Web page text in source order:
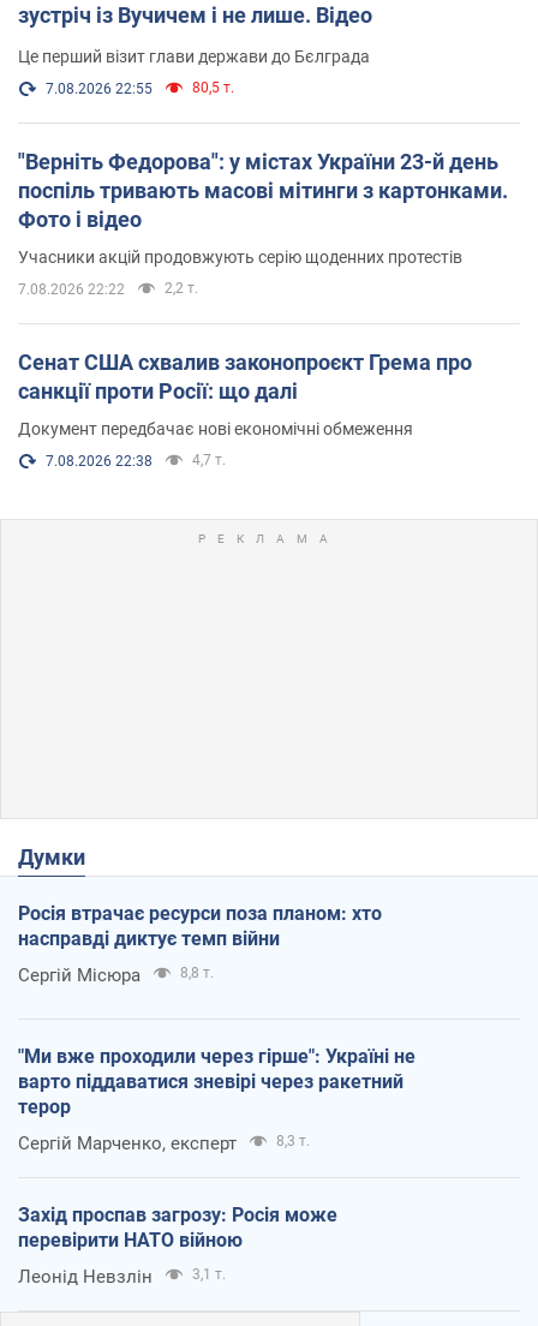
зустріч із Вучичем і не лише. Відео
Це перший візит глави держави до Бєлграда
7.08.2026 22:55 80,5 т.
"Верніть Федорова": у містах України 23-й день
поспіль тривають масові мітинги з картонками.
Фото і відео
Учасники акцій продовжують серію щоденних протестів
7.08.2026 22:22 2,2 т.
Сенат США схвалив законопроєкт Грема про
санкції проти Росії: що далі
Документ передбачає нові економічні обмеження
7.08.2026 22:38 4,7 т.
Думки
Росія втрачає ресурси поза планом: хто
насправді диктує темп війни
Сергій Місюра 8,8 т.
"Ми вже проходили через гірше": Україні не
варто піддаватися зневірі через ракетний
терор
Сергій Марченко, експерт 8,3 т.
Захід проспав загрозу: Росія може
перевірити НАТО війною
Леонід Невзлін 3,1 т.